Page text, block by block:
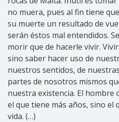
no muera, pues al fin tiene
su muerte un resultado de
serán éstos mal entendidos.
morir que de hacerle vivir.
sino saber hacer uso de
nuestros sentidos, de
partes de nosotros mismos
nuestra existencia. El hombre
el que tiene más años, sino el
vida. (…)